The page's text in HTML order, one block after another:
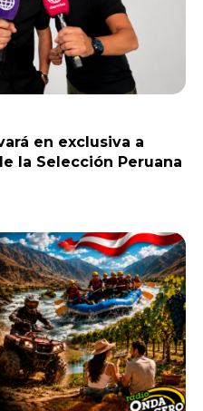
en exclusiva a
la Selección Peruana